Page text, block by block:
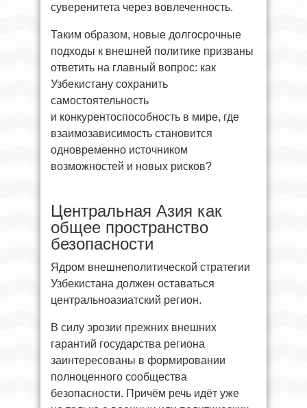
суверенитета через вовлеченность.
Таким образом, новые долгосрочные
подходы к внешней политике призваны
ответить на главный вопрос: как
Узбекистану сохранить
самостоятельность
и конкурентоспособность в мире, где
взаимозависимость становится
одновременно источником
возможностей и новых рисков?
Центральная Азия как
общее пространство
безопасности
Ядром внешнеполитической стратегии
Узбекистана должен оставаться
центральноазиатский регион.
В силу эрозии прежних внешних
гарантий государства региона
заинтересованы в формировании
полноценного сообщества
безопасности. Причём речь идёт уже